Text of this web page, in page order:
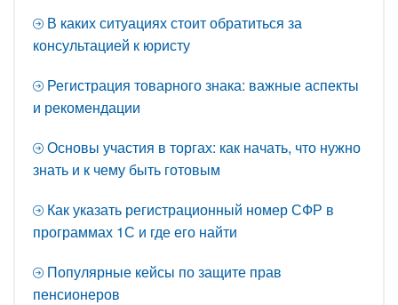
В каких ситуациях стоит обратиться за
консультацией к юристу
Регистрация товарного знака: важные аспекты
и рекомендации
Основы участия в торгах: как начать, что нужно
знать и к чему быть готовым
Как указать регистрационный номер СФР в
программах 1С и где его найти
Популярные кейсы по защите прав
пенсионеров